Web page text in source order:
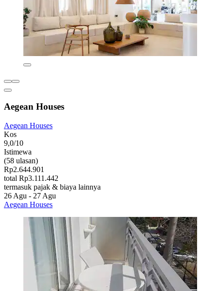
Aegean Houses
Aegean Houses
Kos
9,0/10
Istimewa
(58 ulasan)
Rp2.644.901
total Rp3.111.442
termasuk pajak & biaya lainnya
26 Agu - 27 Agu
Aegean Houses